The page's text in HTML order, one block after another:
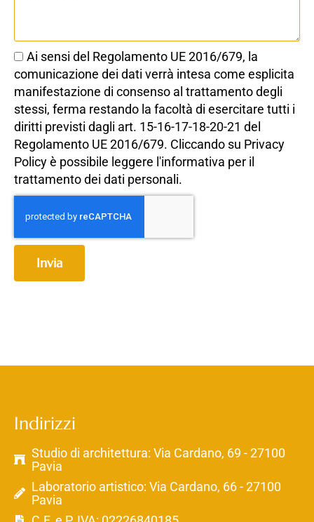
Ai sensi del Regolamento UE 2016/679, la
comunicazione dei dati verrà intesa come esplicita
manifestazione di consenso al trattamento degli
stessi, ferma restando la facoltà di esercitare tutti i
diritti previsti dagli art. 15-16-17-18-20-21 del
Regolamento UE 2016/679. Cliccando su Privacy
Policyè possibile leggere l'informativa per il
trattamento dei dati personali.
Invia
Indirizzi
Studio di architettura: Via Cardano, 69 - 27100
Pavia
Laboratorio artistico: Via Cardano, 66 - 27100
Pavia